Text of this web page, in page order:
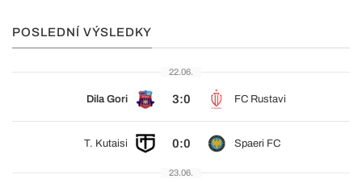
POSLEDNÍ VÝSLEDKY
22.06.
Dila Gori 3:0 FC Rustavi
T. Kutaisi 0:0 Spaeri FC
23.06.